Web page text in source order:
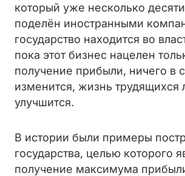
который уже несколько
поделён иностранными
государство находится во
пока этот бизнес нацелен
получение прибыли, ничего в
изменится, жизнь трудящихся
улучшится.
В истории были примеры
государства, целью которого
получение максимума